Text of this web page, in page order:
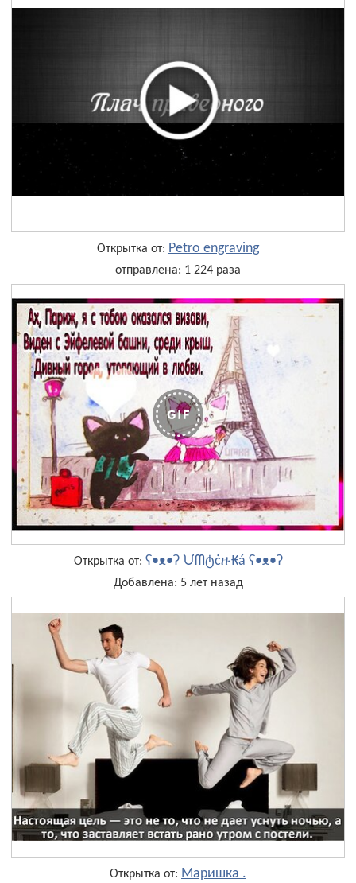
Открытка от: Petro engraving
отправлена: 1 224 раза
Открытка от: ʕ•ᴥ•ʔ ᙀᗰტċዙ₭á ʕ•ᴥ•ʔ
Добавлена: 5 лет назад
Открытка от: Маришка .